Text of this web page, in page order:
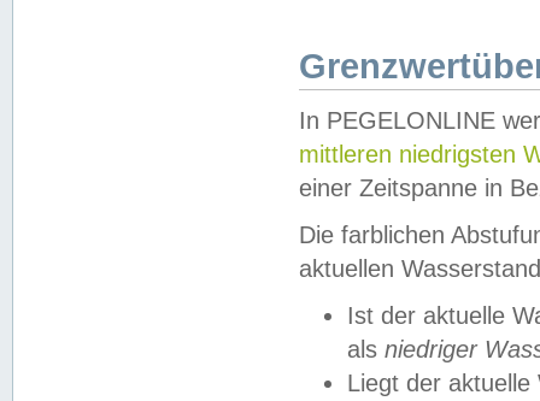
In PEGELONLINE
mittleren niedrigsten
einer Zeitspanne in
Die farblichen
aktuellen
Ist der aktuelle
als niedriger
Liegt der